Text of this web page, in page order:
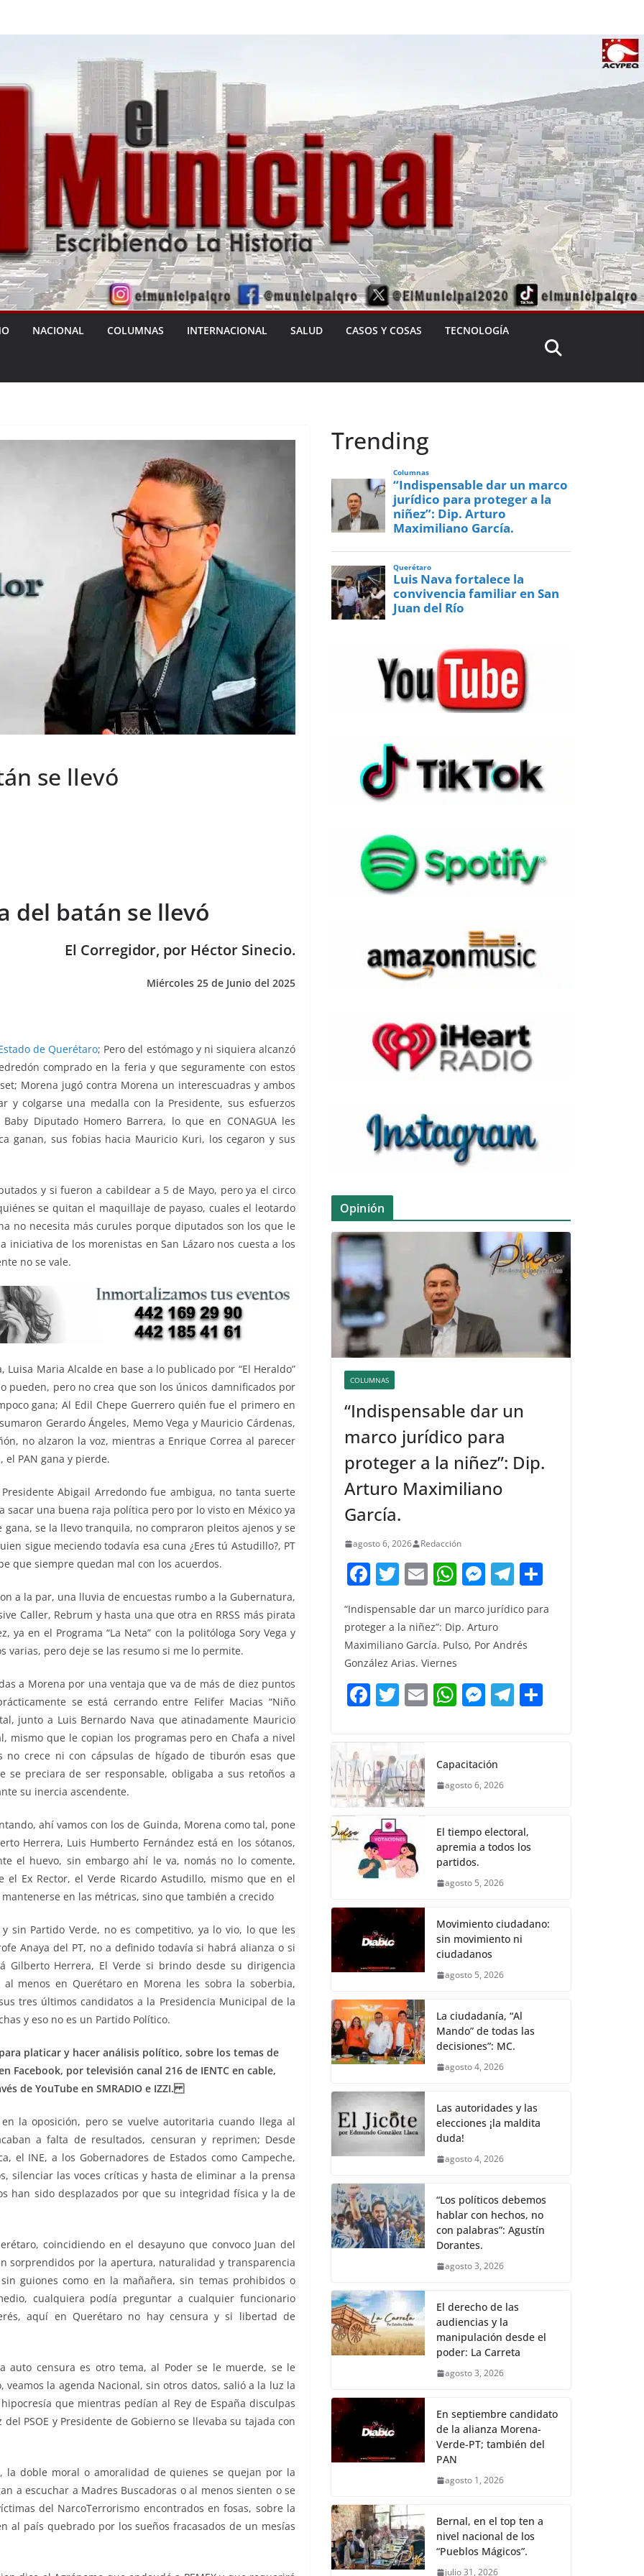
NACIONAL COLUMNAS INTERNACIONAL SALUD CASOS Y COSAS TECNOLOGÍA
se llevó
del batán se llevó
El Corregidor, por Héctor Sinecio.
Miércoles 25 de Junio del 2025
de Querétaro; Pero del estómago y ni siquiera alcanzó
comprado en la feria y que seguramente con estos
Morena jugó contra Morena un interescuadras y ambos
y colgarse una medalla con la Presidente, sus esfuerzos
Diputado Homero Barrera, lo que en CONAGUA les
ganan, sus fobias hacia Mauricio Kuri, los cegaron y sus
y si fueron a cabildear a 5 de Mayo, pero ya el circo
se quitan el maquillaje de payaso, cuales el leotardo
no necesita más curules porque diputados son los que le
iniciativa de los morenistas en San Lázaro nos cuesta a los
no se vale.
Maria Alcalde en base a lo publicado por “El Heraldo”
pueden, pero no crea que son los únicos damnificados por
gana; Al Edil Chepe Guerrero quién fue el primero en
Gerardo Ángeles, Memo Vega y Mauricio Cárdenas,
no alzaron la voz, mientras a Enrique Correa al parecer
PAN gana y pierde.
Abigail Arredondo fue ambigua, no tanta suerte
sacar una buena raja política pero por lo visto en México ya
se la llevo tranquila, no compraron pleitos ajenos y se
sigue meciendo todavía esa cuna ¿Eres tú Astudillo?, PT
que siempre quedan mal con los acuerdos.
a la par, una lluvia de encuestas rumbo a la Gubernatura,
Caller, Rebrum y hasta una que otra en RRSS más pirata
ya en el Programa “La Neta” con la politóloga Sory Vega y
varias, pero deje se las resumo si me lo permite.
a Morena por una ventaja que va de más de diez puntos
se está cerrando entre Felifer Macias “Niño
junto a Luis Bernardo Nava que atinadamente Mauricio
mismo que le copian los programas pero en Chafa a nivel
no crece ni con cápsulas de hígado de tiburón esas que
se preciara de ser responsable, obligaba a sus retoños a
su inercia ascendente.
ahí vamos con los de Guinda, Morena como tal, pone
Herrera, Luis Humberto Fernández está en los sótanos,
el huevo, sin embargo ahí le va, nomás no lo comente,
Ex Rector, el Verde Ricardo Astudillo, mismo que en el
en las métricas, sino que también a crecido
sin Partido Verde, no es competitivo, ya lo vio, lo que les
Anaya del PT, no a definido todavía si habrá alianza o si
Gilberto Herrera, El Verde si brindo desde su dirigencia
menos en Querétaro en Morena les sobra la soberbia,
tres últimos candidatos a la Presidencia Municipal de la
y eso no es un Partido Político.
platicar y hacer análisis político, sobre los temas de
Facebook, por televisión canal 216 de IENTC en cable,
de YouTube en SMRADIO e IZZI.
la oposición, pero se vuelve autoritaria cuando llega al
a falta de resultados, censuran y reprimen; Desde
el INE, a los Gobernadores de Estados como Campeche,
silenciar las voces críticas y hasta de eliminar a la prensa
han sido desplazados por que su integridad física y la de
coincidiendo en el desayuno que convoco Juan del
sorprendidos por la apertura, naturalidad y transparencia
guiones como en la mañañera, sin temas prohibidos o
cualquiera podía preguntar a cualquier funcionario
aquí en Querétaro no hay censura y si libertad de
auto censura es otro tema, al Poder se le muerde, se le
la agenda Nacional, sin otros datos, salió a la luz la
que mientras pedían al Rey de España disculpas
PSOE y Presidente de Gobierno se llevaba su tajada con
la doble moral o amoralidad de quienes se quejan por la
a escuchar a Madres Buscadoras o al menos sienten o se
del NarcoTerrorismo encontrados en fosas, sobre la
al país quebrado por los sueños fracasados de un mesías
Trending
Opinión
COLUMNAS
“Indispensable dar un
marco jurídico para
proteger a la niñez”: Dip.
Arturo Maximiliano
García.
agosto 6, 2026 Redacción
F
c
e
b
o
o
k
T
w
itt
er
E
ai
l
W
at
s
p
p
M
e
ss
e
g
er
T
e
gr
m
m
“Indispensable dar un marco jurídico para
proteger a la niñez”: Dip. Arturo
Maximiliano García. Pulso, Por Andrés
González Arias. Viernes
F
c
e
b
o
o
k
T
itt
er
E W
s
A
p
M
e
n
er
T
Capacitación
agosto 6, 2026
El tiempo electoral,
apremia a todos los
partidos.
agosto 5, 2026
Movimiento ciudadano:
sin movimiento ni
ciudadanos
agosto 5, 2026
La ciudadanía, “Al
Mando” de todas las
decisiones”: MC.
agosto 4, 2026
Las autoridades y las
elecciones ¡la maldita
duda!
agosto 4, 2026
“Los políticos debemos
hablar con hechos, no
con palabras”: Agustín
Dorantes.
agosto 3, 2026
El derecho de las
audiencias y la
manipulación desde el
poder: La Carreta
agosto 3, 2026
En septiembre candidato
de la alianza Morena-
Verde-PT; también del
PAN
agosto 1, 2026
Bernal, en el top ten a
nivel nacional de los
“Pueblos Mágicos”.
julio 31, 2026